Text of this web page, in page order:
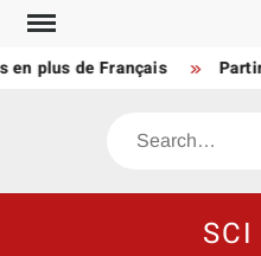
Skip
content
en plus de Français
Search